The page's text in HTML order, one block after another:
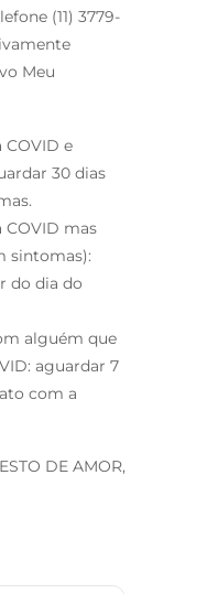
(11) 3779-
Meu
COVID e
30 dias
COVID mas
sintomas):
do dia do
alguém que
aguardar 7
com a
DE AMOR,